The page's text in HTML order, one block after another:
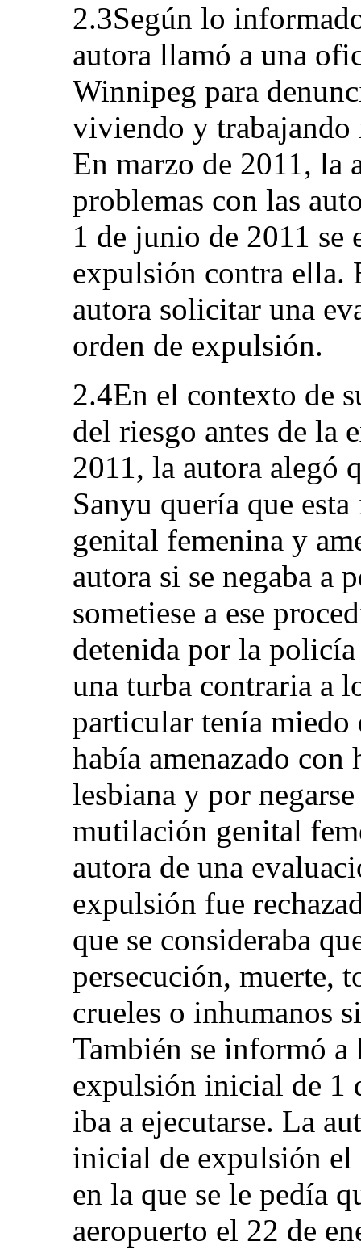
2.3Según lo
autora llamó a una
Winnipeg para
viviendo y trabajando
En marzo de 2011, la
problemas con las
1 de junio de 2011 se
expulsión contra ella.
autora solicitar una
orden de expulsión.
2.4En el contexto de
del riesgo antes de la
2011, la autora alegó
Sanyu quería que
genital femenina y
autora si se negaba a
sometiese a ese
detenida por la policía
una turba contraria a
particular tenía miedo
había amenazado con
lesbiana y por
mutilación genital
autora de una
expulsión fue
que se consideraba
persecución, muerte,
crueles o inhumanos
También se informó a
expulsión inicial de 1
iba a ejecutarse. La
inicial de expulsión el
en la que se le pedía
aeropuerto el 22 de